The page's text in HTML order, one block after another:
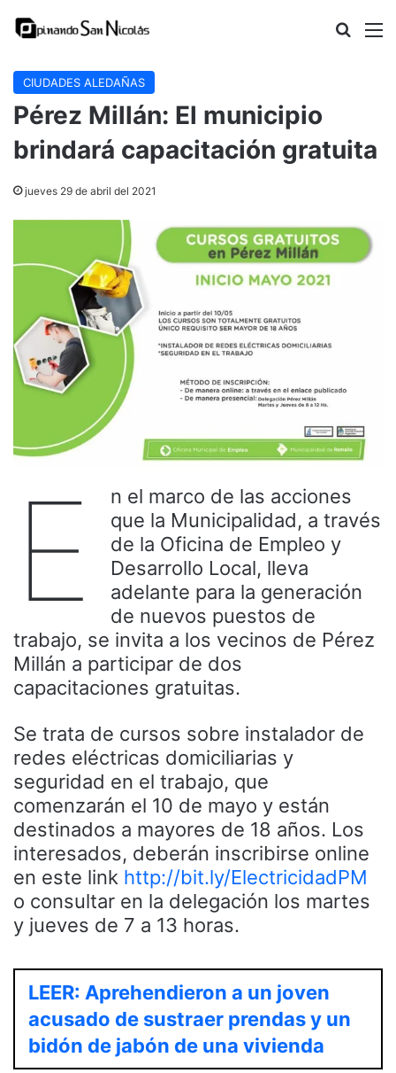
Buscar
CIUDADES ALEDAÑAS
Pérez Millán: El municipio
brindará capacitación gratuita
jueves 29 de abril del 2021
E
n el marco de las acciones
que la Municipalidad, a través
de la Oficina de Empleo y
Desarrollo Local, lleva
adelante para la generación
de nuevos puestos de
trabajo, se invita a los vecinos de Pérez
Millán a participar de dos
capacitaciones gratuitas.
Se trata de cursos sobre instalador de
redes eléctricas domiciliarias y
seguridad en el trabajo, que
comenzarán el 10 de mayo y están
destinados a mayores de 18 años. Los
interesados, deberán inscribirse online
en este link http://bit.ly/ElectricidadPM
o consultar en la delegación los martes
y jueves de 7 a 13 horas.
LEER: Aprehendieron a un joven
acusado de sustraer prendas y un
bidón de jabón de una vivienda